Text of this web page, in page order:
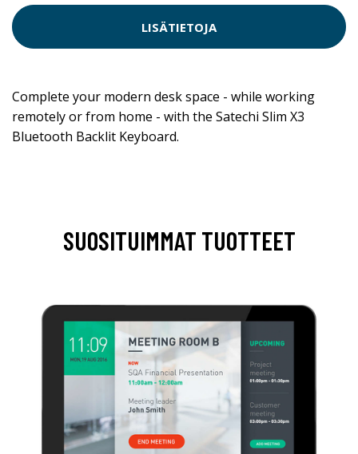
LISÄTIETOJA
Complete your modern desk space - while working
remotely or from home - with the Satechi Slim X3
Bluetooth Backlit Keyboard.
SUOSITUIMMAT TUOTTEET